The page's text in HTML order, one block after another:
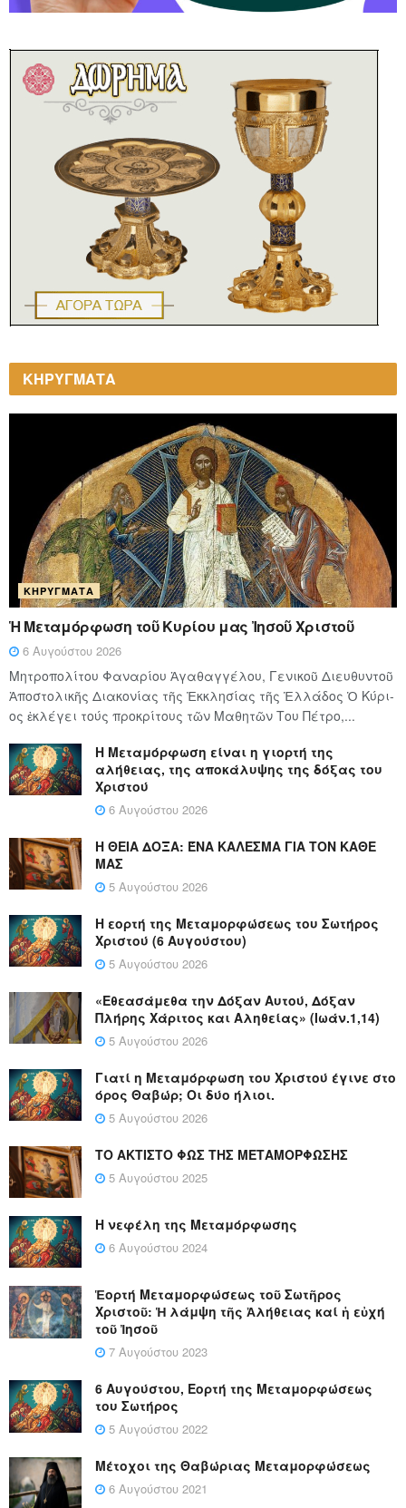
ΚΗΡΥΓΜΑΤΑ
ΚΗΡΎΓΜΑΤΑ
Ἡ Μεταμόρφωση τοῦ Κυρίου μας Ἰησοῦ Χριστοῦ
6 Αυγούστου 2026
Μητροπολίτου Φαναρίου Ἀγαθαγγέλου, Γενικοῦ Διευθυντοῦ
Ἀποστολικῆς Διακονίας τῆς Ἐκκλησίας τῆς Ἑλλάδος Ὁ Κύ­ρι­
ος ἐκλέγει τούς προ­κρί­τους τῶν Μα­θη­τῶν Του Πέ­τρο,...
Η Μεταμόρφωση είναι η γιορτή της
αλήθειας, της αποκάλυψης της δόξας του
Χριστού
6 Αυγούστου 2026
Η ΘΕΙΑ ΔΟΞΑ: ΈΝΑ ΚΑΛΕΣΜΑ ΓΙΑ ΤΟΝ ΚΑΘΕ
ΜΑΣ
5 Αυγούστου 2026
Η εορτή της Μεταμορφώσεως του Σωτήρος
Χριστού (6 Αυγούστου)
5 Αυγούστου 2026
«Εθεασάμεθα την Δόξαν Αυτού, Δόξαν
Πλήρης Χάριτος και Αληθείας» (Ιωάν.1,14)
5 Αυγούστου 2026
Γιατί η Μεταμόρφωση του Χριστού έγινε στο
όρος Θαβώρ; Οι δύο ήλιοι.
5 Αυγούστου 2026
ΤΟ ΑΚΤΙΣΤΟ ΦΩΣ ΤΗΣ ΜΕΤΑΜΟΡΦΩΣΗΣ
5 Αυγούστου 2025
Η νεφέλη της Μεταμόρφωσης
6 Αυγούστου 2024
Ἑορτή Μεταμορφώσεως τοῦ Σωτῆρος
Χριστοῦ: Ἡ λάμψη τῆς Ἀλήθειας καί ἡ εὐχή
τοῦ Ἰησοῦ
7 Αυγούστου 2023
6 Αυγούστου, Εορτή της Μεταμορφώσεως
του Σωτήρος
5 Αυγούστου 2022
Μέτοχοι της Θαβώριας Μεταμορφώσεως
6 Αυγούστου 2021